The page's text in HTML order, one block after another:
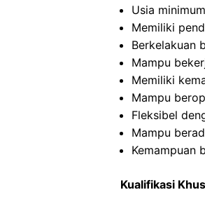
Usia
Memiliki
Berkelakuan
Mampu
Memiliki
Mampu
Fleksibel
Mampu
Kemampuan
Kualifikasi